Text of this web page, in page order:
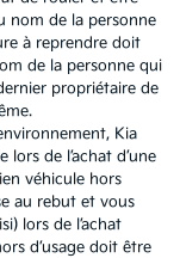
nom de la personne
à reprendre doit
de la personne qui
propriétaire de
Kia
lors de l’achat d’une
véhicule hors
au rebut et vous
lors de l’achat
d’usage doit être